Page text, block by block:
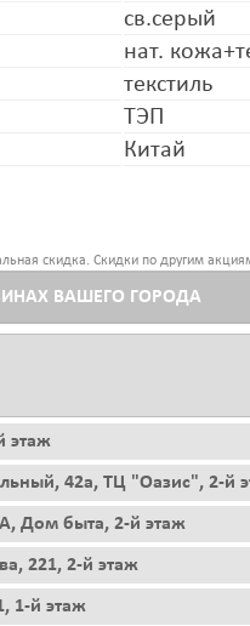
св.серый
нат.
текстиль
ТЭП
Китай
скидка. Скидки по другим
ВАШЕГО ГОРОДА
этаж
42а, ТЦ "Оазис", 2-й
Дом быта, 2-й этаж
221, 2-й этаж
1-й этаж